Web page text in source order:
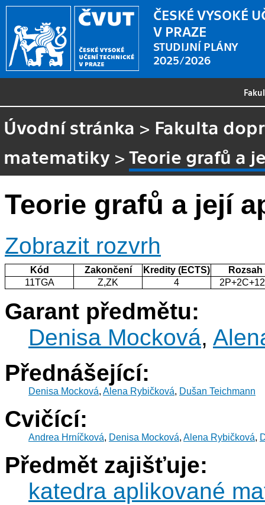
ČESKÉ VYSOKÉ
V PRAZE
STUDIJNÍ PLÁNY
2025/2026
Úvodní stránka > Fakulta
matematiky >Teorie grafů a
Teorie grafů a její
Zobrazit rozvrh
Kód Zakončení Kredity (ECTS)
Rozsah
11TGA
Z,ZK 4
Garant předmětu:
Denisa Mocková,
Přednášející:
Denisa Mocková, Alena Rybičková, Dušan Teichmann
Cvičící:
Andrea Hrníčková, Denisa Mocková, Alena Rybičková,
Předmět zajišťuje:
katedra aplikované